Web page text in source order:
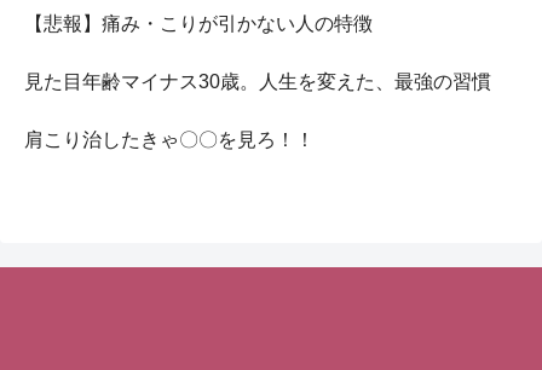
【悲報】痛み・こりが引かない人の特徴
見た目年齢マイナス30歳。人生を変えた、最強の習慣
肩こり治したきゃ〇〇を見ろ！！